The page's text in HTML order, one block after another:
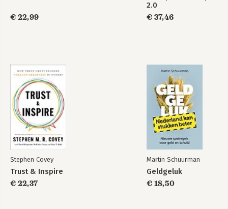
Built to Last Built to Last
Bekijk alle boeken
€ 22,99
2.0
€ 37,46
Stephen Covey
Trust & Inspire
€ 22,37
Martin Schuurman
Geldgeluk
€ 18,50